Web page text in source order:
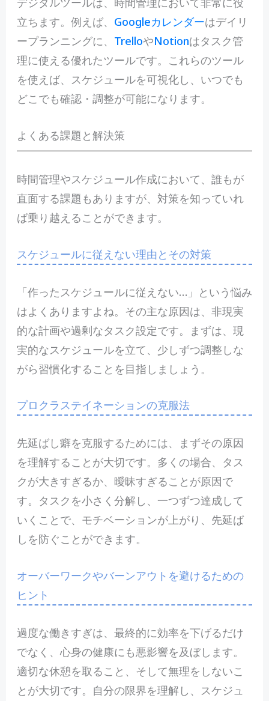
立ちます。例えば、 Googleカレンダーはデイリ
ープランニングに、 TrelloやNotionはタスク管
理に使える優れたツールです。これらのツール
を使えば、スケジュールを可視化し、いつでも
どこでも確認・調整が可能になります。
よくある課題と解決策
時間管理やスケジュール作成において、誰もが
直面する課題もありますが、対策を知っていれ
ば乗り越えることができます。
スケジュールに従えない理由とその対策
「作ったスケジュールに従えない…」という悩み
はよくありますよね。その主な原因は、非現実
的な計画や過剰なタスク設定です。まずは、現
実的なスケジュールを立て、少しずつ調整しな
がら習慣化することを目指しましょう。
プロクラステイネーションの克服法
先延ばし癖を克服するためには、まずその原因
を理解することが大切です。多くの場合、タス
クが大きすぎるか、曖昧すぎることが原因で
す。タスクを小さく分解し、一つずつ達成して
いくことで、モチベーションが上がり、先延ば
しを防ぐことができます。
オーバーワークやバーンアウトを避けるための
ヒント
過度な働きすぎは、最終的に効率を下げるだけ
でなく、心身の健康にも悪影響を及ぼします。
適切な休憩を取ること、そして無理をしないこ
とが大切です。自分の限界を理解し、スケジュ